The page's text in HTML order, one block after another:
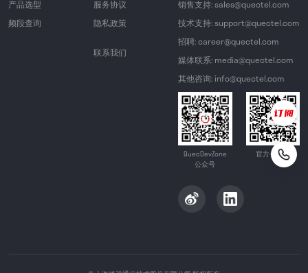
产品选型
频段查询
服务协议
隐私政策
联系我们
销售支持: sales@quectel.com
技术支持: support@quectel.com
招聘: career@quectel.com
媒体联系: media@quectel.com
其他咨询: info@quectel.com
QuecDevZone
公众号
官方公众号